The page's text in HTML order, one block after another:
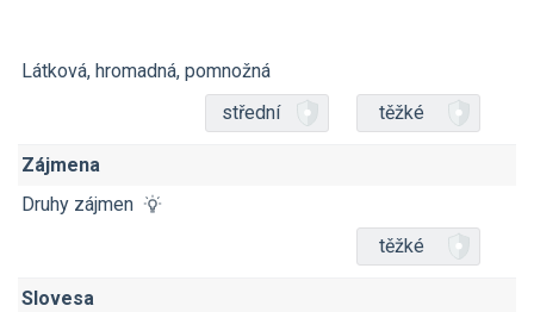
Látková, hromadná, pomnožná
střední
těžké
Zájmena
Druhy zájmen
těžké
Slovesa